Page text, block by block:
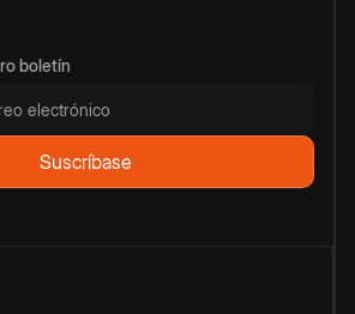
boletín